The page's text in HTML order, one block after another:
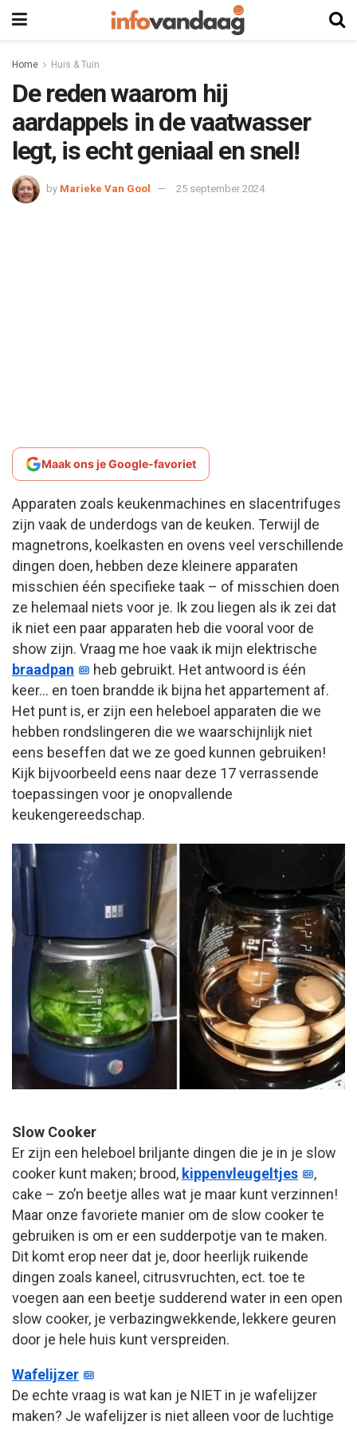
Home Huis & Tuin
De reden waarom hij
aardappels in de vaatwasser
legt, is echt geniaal en snel!
by Marieke Van Gool 25 september 2024
Maak ons je Google-favoriet
Apparaten zoals keukenmachines en slacentrifuges
zijn vaak de underdogs van de keuken. Terwijl de
magnetrons, koelkasten en ovens veel verschillende
dingen doen, hebben deze kleinere apparaten
misschien één specifieke taak – of misschien doen
ze helemaal niets voor je. Ik zou liegen als ik zei dat
ik niet een paar apparaten heb die vooral voor de
show zijn. Vraag me hoe vaak ik mijn elektrische
braadpan
heb gebruikt. Het antwoord is één
keer… en toen brandde ik bijna het appartement af.
Het punt is, er zijn een heleboel apparaten die we
hebben rondslingeren die we waarschijnlijk niet
eens beseffen dat we ze goed kunnen gebruiken!
Kijk bijvoorbeeld eens naar deze 17 verrassende
toepassingen voor je onopvallende
keukengereedschap.
Slow Cooker
Er zijn een heleboel briljante dingen die je in je slow
cooker kunt maken; brood, kippenvleugeltjes
,
cake – zo’n beetje alles wat je maar kunt verzinnen!
Maar onze favoriete manier om de slow cooker te
gebruiken is om er een sudderpotje van te maken.
Dit komt erop neer dat je, door heerlijk ruikende
dingen zoals kaneel, citrusvruchten, ect. toe te
voegen aan een beetje sudderend water in een open
slow cooker, je verbazingwekkende, lekkere geuren
door je hele huis kunt verspreiden.
Wafelijzer
De echte vraag is wat kan je NIET in je wafelijzer
maken? Je wafelijzer is niet alleen voor de luchtige